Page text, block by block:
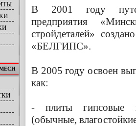
В 2001 году путем
предприятия
стройдеталей»
«БЕЛГИПС».
В 2005 году освоен
как:
- плиты гипсовые
(обычные,